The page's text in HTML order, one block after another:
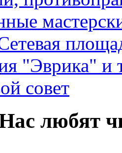
"Эврика" и
совет
любят